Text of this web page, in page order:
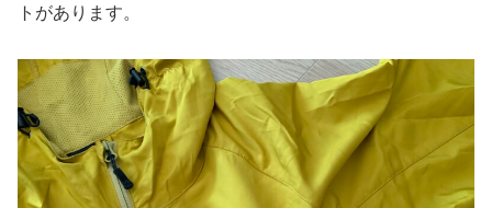
トがあります。